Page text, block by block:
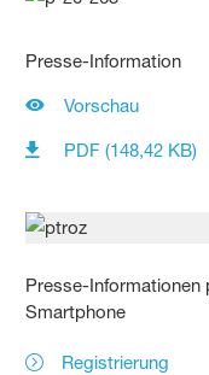
Presse-Information
Vorschau
PDF (148,42 KB)
Presse-Informationen
Smartphone
Registrierung